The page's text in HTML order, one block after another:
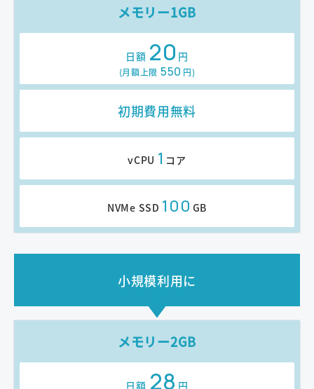
メモリー1GB
日額 20 円
(月額上限 550 円)
初期費用無料
vCPU 1 コア
NVMe SSD 100 GB
小規模利用に
メモリー2GB
日額 28 円